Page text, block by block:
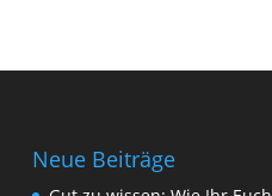
Neue Beiträge